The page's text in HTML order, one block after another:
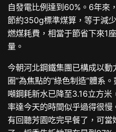
自發電比例達到60%。6年來
節約350g標準煤算，等于減
燃煤耗費，相當于節省下來1
量。
今朝河北鋼鐵集團已構成以動
圈”為焦點的“綠色制造”體系
噸鋼耗新水已降至3.16立方米
率達今天的時間似乎過得很
有回聽芳園吃完早餐了，可當